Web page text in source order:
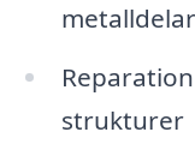
metalldelar
strukturer